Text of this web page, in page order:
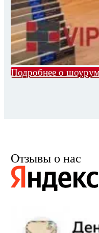
Подробнее о
Отзывы о нас